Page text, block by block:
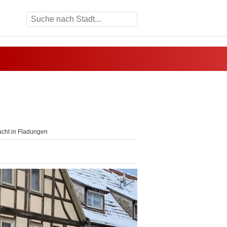
in Fladungen